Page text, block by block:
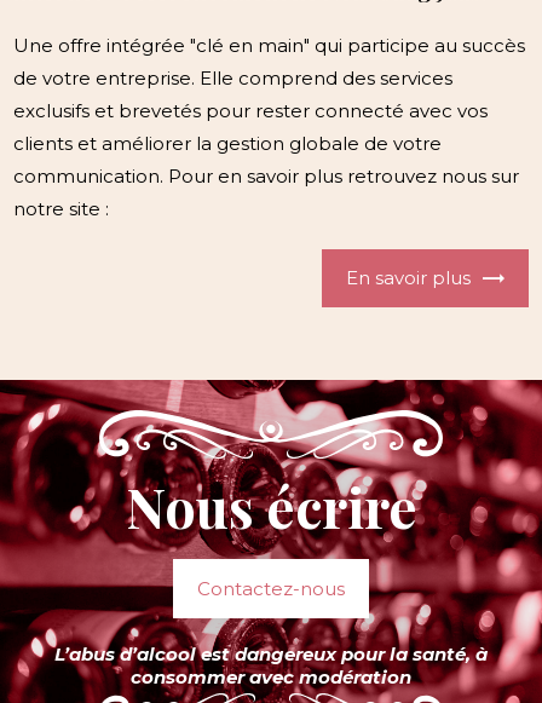
Une offre intégrée "clé en main" qui participe au succès
de votre entreprise. Elle comprend des services
exclusifs et brevetés pour rester connecté avec vos
clients et améliorer la gestion globale de votre
communication. Pour en savoir plus retrouvez nous sur
notre site :
En savoir plus
Nous écrire
Contactez-nous
L’abus d’alcool est dangereux pour la santé, à
consommer avec modération